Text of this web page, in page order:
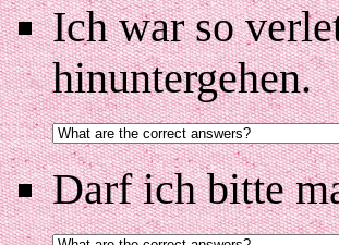
Ich war so
hinuntergehen.
Darf ich bitte